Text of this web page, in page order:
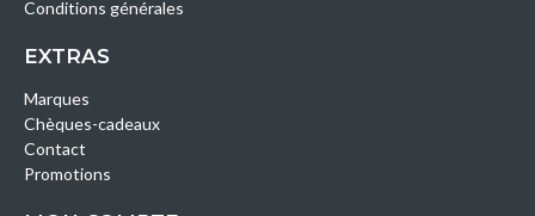
Conditions générales
EXTRAS
Marques
Chèques-cadeaux
Contact
Promotions